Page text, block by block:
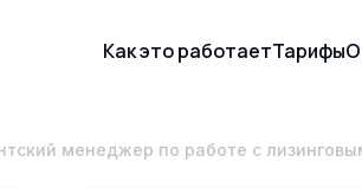
Как это работаетТарифы
менеджер по работе с